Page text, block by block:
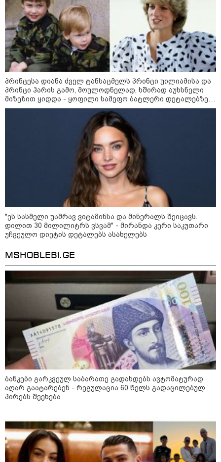
კატეგორიის ყველა სიახლე
გარემოს ეროვნული სააგენტოს
ინფორმაციით, 9-11 აგვისტოს
საქართველოში მოსალოდნელია
ვახტანგ კაპანაძე - დიახ, ომი
დაიწყო რუსეთმა და წერტილი!
აშშ-მა საქართველოში
დაფუძნებული კრიპტოკომპანია
დაასანქცირა
მოღალატეობრივი განცხადება
თავისუფლებისთვის შეწირული
გმირების მემორიალზე გაკეთდა
მოზაიკა
პრინცესა დიანა ძველ ტანსაცმელს პრინცი უილიამისა და
პრინცი ჰარის გამო, მოულოდნელად, ხშირად აუხსნელი
მიზეზით ყიდდა - ყოფილი სამეფო ბატლერი დეტალებზე
საკუთარ წიგნში საუბრობს
"ეს სასმელი უამრავ ვიტამინსა და მინერალს შეიცავს.
დილით 30 მილილიტრს ვსვამ" - მირანდა კერი საკუთარი
უჩვეულო დიეტის დეტალებს ასახელებს
MSHOBLEBI.GE
ბანკები გარკვეულ საბარათე გადახდებს ავტომატურად
აღარ გაატარებენ - რეგულაცია 60 წელს გადაცილებულ
პირებს შეეხება